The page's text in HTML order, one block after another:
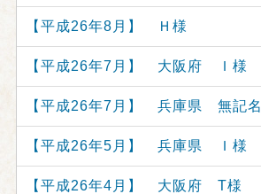
【平成26年8月】 Ｈ様
【平成26年7月】 大阪府 Ｉ様
【平成26年7月】 兵庫県 無記名
【平成26年5月】 兵庫県 Ｉ様
【平成26年4月】 大阪府 T様